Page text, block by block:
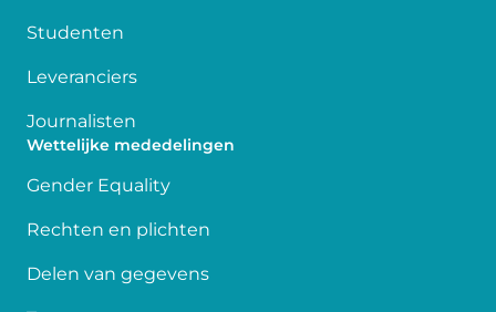
Studenten
Leveranciers
Journalisten
Wettelijke mededelingen
Gender Equality
Rechten en plichten
Delen van gegevens